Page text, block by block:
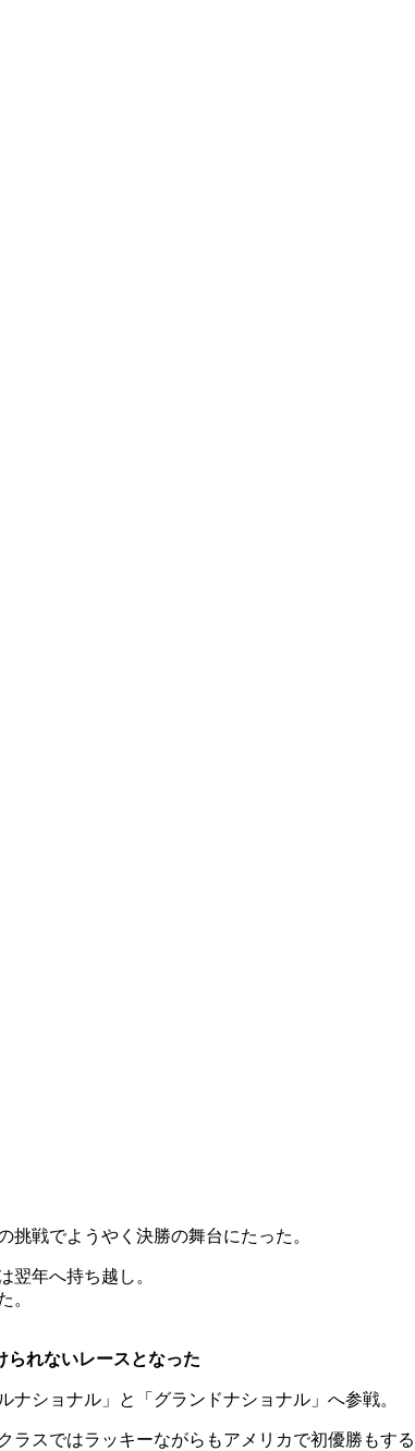
挑戦でようやく決勝の舞台にたった。
翌年へ持ち越し。
。
られないレースとなった
ショナル」と「グランドナショナル」へ参戦。
スではラッキーながらもアメリカで初優勝もする